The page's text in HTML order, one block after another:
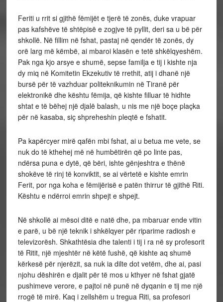
Feriti u rrit si gjithë fëmijët e tjerë të zonës, duke vrapuar
pas kafshëve të shtëpisë e zogjve të pyllit, deri sa u bë për
shkollë. Në fillim në fshat, pastaj në qendër të zonës, dy
orë larg më këmbë, ai mbaroi klasën e tetë shkëlqyeshëm.
Pak nga kjo arsye e shumë, sepse familja e tij i kishte nja
dy miq në Komitetin Ekzekutiv të rrethit, atij i dhanë një
bursë për të vazhduar politeknikumin në Tiranë për
elektronikë dhe kështu fëmija, që kishte filluar të hidhte
shtat e të bëhej një djalë balash, u nis me një boçe plaçka
për në kasaba, siç shpreheshin pleqtë e fshatit.
Pa kapërcyer mirë qafën mbi fshat, ai u betua me vete, se
nuk do të kthehej më në humbëtirën që po linte pas,
ndërsa puna e dytë, që bëri, ishte gënjeshtra e thënë
shokëve të rinj të konviktit, se ai vërtetë e kishte emrin
Ferit, por nga koha e fëmijërisë e patën thirrur të gjithë Riti.
Kështu e ndërroi emrin shpejt e shpejt.
Në shkollë ai mësoi ditë e natë dhe, pa mbaruar ende vitin
e parë, u bë një teknik i shkëlqyer për riparime radiosh e
televizorësh. Shkathtësia dhe talenti i tij i ra në sy profesorit
të Ritit, një mjeshtër në këtë fushë, që kishte aq shumë
kërkesë për njerëzit, sa nuk ia dilte dot vetëm, dhe ai, pasi
njohu dëshirën e djalit për të mos u kthyer në fshat gjatë
pushimeve verore, e pajtoi në punë në dyqanin e tij me një
rrogë të mirë. Kaq i zellshëm u tregua Riti, sa profesori